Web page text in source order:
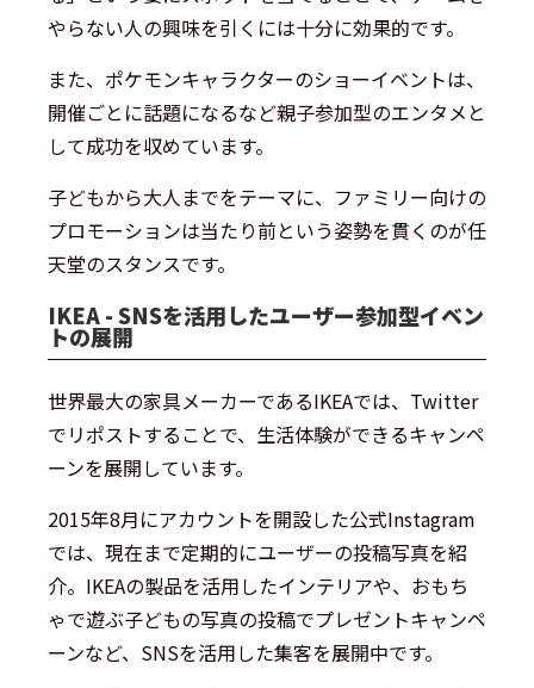
やらない人の興味を引くには十分に効果的です。
また、ポケモンキャラクターのショーイベントは、
開催ごとに話題になるなど親子参加型のエンタメと
して成功を収めています。
子どもから大人までをテーマに、ファミリー向けの
プロモーションは当たり前という姿勢を貫くのが任
天堂のスタンスです。
IKEA - SNSを活用したユーザー参加型イベン
トの展開
世界最大の家具メーカーであるIKEAでは、Twitter
でリポストすることで、生活体験ができるキャンペ
ーンを展開しています。
2015年8月にアカウントを開設した公式Instagram
では、現在まで定期的にユーザーの投稿写真を紹
介。IKEAの製品を活用したインテリアや、おもち
ゃで遊ぶ子どもの写真の投稿でプレゼントキャンペ
ーンなど、SNSを活用した集客を展開中です。